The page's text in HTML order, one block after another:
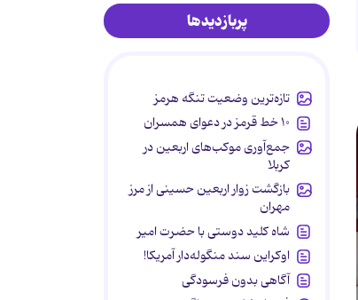
پربازدیدها
تازه‌ترین وضعیت تنگه هرمز
۱۰ خط قرمز در دعوای همسران
جمع‌آوری موکب‌های اربعین در
کربلا
بازگشت زوار اربعین حسینی از مرز
مهران
شاه کلید دوستی با حضرت امیر
اوکراین سند منگوله‌دار آمریکا!
آگاهی بدون فرسودگی